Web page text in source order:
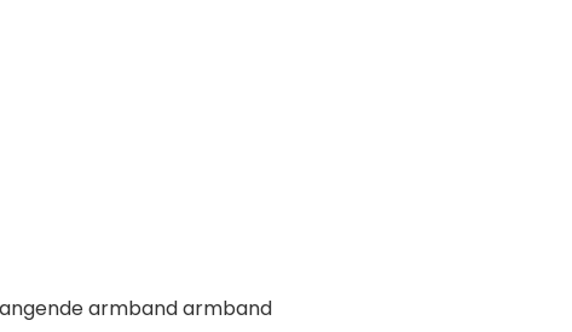
armband armband